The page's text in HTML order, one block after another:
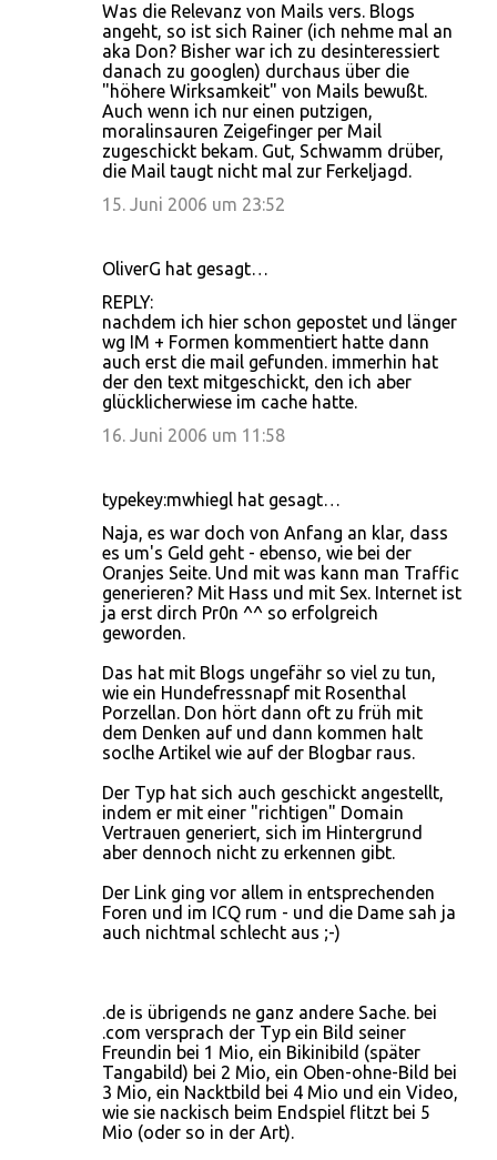
Was die Relevanz von Mails vers. Blogs
angeht, so ist sich Rainer (ich nehme mal an
aka Don? Bisher war ich zu desinteressiert
danach zu googlen) durchaus über die
"höhere Wirksamkeit" von Mails bewußt.
Auch wenn ich nur einen putzigen,
moralinsauren Zeigefinger per Mail
zugeschickt bekam. Gut, Schwamm drüber,
die Mail taugt nicht mal zur Ferkeljagd.
15. Juni 2006 um 23:52
OliverG hat gesagt…
REPLY:
nachdem ich hier schon gepostet und länger
wg IM + Formen kommentiert hatte dann
auch erst die mail gefunden. immerhin hat
der den text mitgeschickt, den ich aber
glücklicherwiese im cache hatte.
16. Juni 2006 um 11:58
typekey:mwhiegl hat gesagt…
Naja, es war doch von Anfang an klar, dass
es um's Geld geht - ebenso, wie bei der
Oranjes Seite. Und mit was kann man Traffic
generieren? Mit Hass und mit Sex. Internet ist
ja erst dirch Pr0n ^^ so erfolgreich
geworden.
Das hat mit Blogs ungefähr so viel zu tun,
wie ein Hundefressnapf mit Rosenthal
Porzellan. Don hört dann oft zu früh mit
dem Denken auf und dann kommen halt
soclhe Artikel wie auf der Blogbar raus.
Der Typ hat sich auch geschickt angestellt,
indem er mit einer "richtigen" Domain
Vertrauen generiert, sich im Hintergrund
aber dennoch nicht zu erkennen gibt.
Der Link ging vor allem in entsprechenden
Foren und im ICQ rum - und die Dame sah ja
auch nichtmal schlecht aus ;-)
.de is übrigends ne ganz andere Sache. bei
.com versprach der Typ ein Bild seiner
Freundin bei 1 Mio, ein Bikinibild (später
Tangabild) bei 2 Mio, ein Oben-ohne-Bild bei
3 Mio, ein Nacktbild bei 4 Mio und ein Video,
wie sie nackisch beim Endspiel flitzt bei 5
Mio (oder so in der Art).